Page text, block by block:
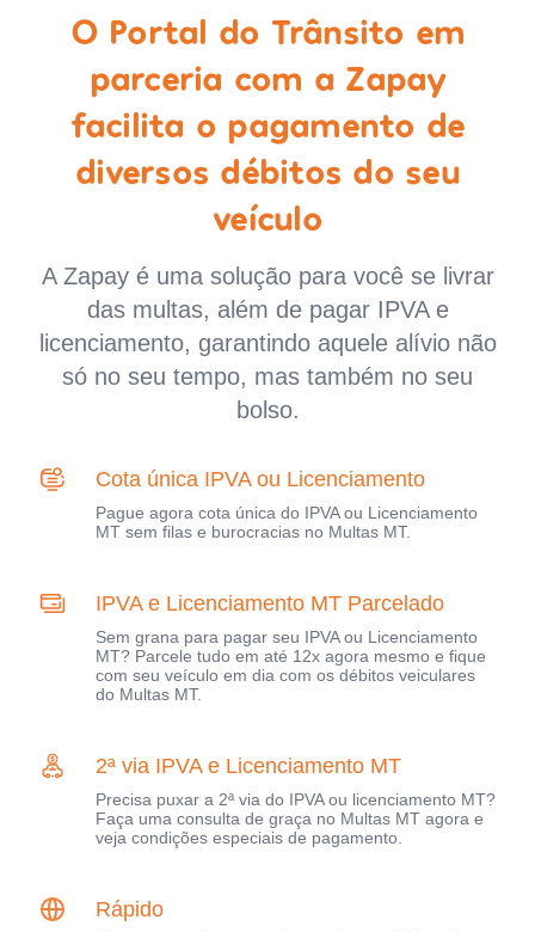
O Portal do Trânsito em
parceria com a Zapay
facilita o pagamento de
diversos débitos do seu
veículo
A Zapay é uma solução para você se livrar
das multas, além de pagar IPVA e
licenciamento, garantindo aquele alívio não
só no seu tempo, mas também no seu
bolso.
Cota única IPVA ou Licenciamento
Pague agora cota única do IPVA ou Licenciamento
MT sem filas e burocracias no Multas MT.
IPVA e Licenciamento MT Parcelado
Sem grana para pagar seu IPVA ou Licenciamento
MT? Parcele tudo em até 12x agora mesmo e fique
com seu veículo em dia com os débitos veiculares
do Multas MT.
2ª via IPVA e Licenciamento MT
Precisa puxar a 2ª via do IPVA ou licenciamento MT?
Faça uma consulta de graça no Multas MT agora e
veja condições especiais de pagamento.
Rápido